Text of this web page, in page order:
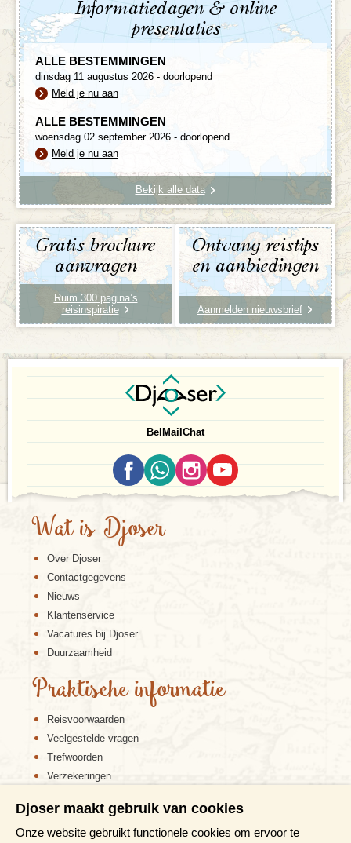
Informatiedagen & online
presentaties
ALLE BESTEMMINGEN
dinsdag 11 augustus 2026 - doorlopend
Meld je nu aan
ALLE BESTEMMINGEN
woensdag 02 september 2026 - doorlopend
Meld je nu aan
Bekijk alle data
Gratis brochure
aanvragen
Ruim 300 pagina’s
reisinspiratie
Ontvang reistips
en aanbiedingen
Aanmelden nieuwsbrief
Bel Mail Chat
Wat is Djoser
Over Djoser
Contactgegevens
Nieuws
Klantenservice
Vacatures bij Djoser
Duurzaamheid
Praktische informatie
Reisvoorwaarden
Veelgestelde vragen
Trefwoorden
Verzekeringen
Disclaimer
Cookiebeleid
Djoser maakt gebruik van cookies
Onze website gebruikt functionele cookies om ervoor te